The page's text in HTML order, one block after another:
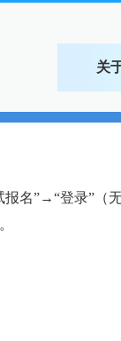
关
报名”→“登录”